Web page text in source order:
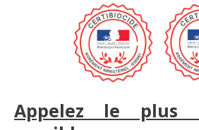
Appelez le plus